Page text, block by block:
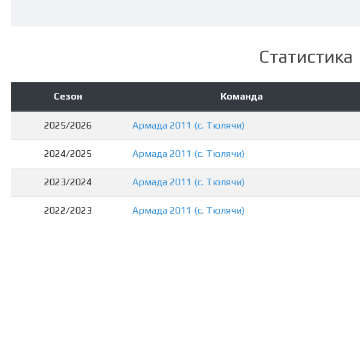
Статистика
Сезон Команда
2025/2026 Армада 2011 (с. Тюлячи)
2024/2025 Армада 2011 (с. Тюлячи)
2023/2024 Армада 2011 (с. Тюлячи)
2022/2023 Армада 2011 (с. Тюлячи)